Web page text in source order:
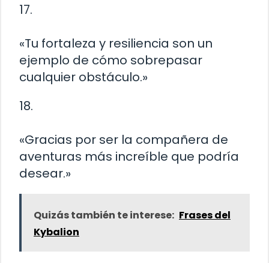
17.
«Tu fortaleza y ​​resiliencia son un
ejemplo de cómo sobrepasar
cualquier obstáculo.»
18.
«Gracias por ser la compañera de
aventuras más increíble que podría
desear.»
Quizás también te interese: Frases del
Kybalion